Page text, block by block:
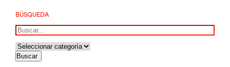
BÚSQUEDA
Buscar